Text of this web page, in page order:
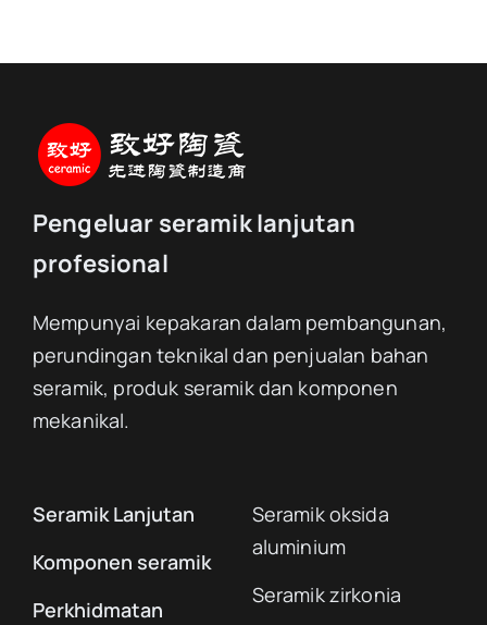
Pengeluar seramik lanjutan
profesional
Mempunyai kepakaran dalam pembangunan,
perundingan teknikal dan penjualan bahan
seramik, produk seramik dan komponen
mekanikal.
Seramik Lanjutan
Komponen seramik
Perkhidmatan
Seramik oksida
aluminium
Seramik zirkonia